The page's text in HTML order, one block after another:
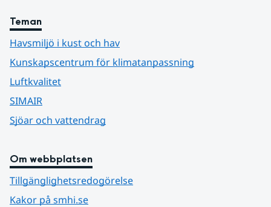
Teman
Havsmiljö i kust och hav
Kunskapscentrum för klimatanpassning
Luftkvalitet
SIMAIR
Sjöar och vattendrag
Om webbplatsen
Tillgänglighetsredogörelse
Kakor på smhi.se